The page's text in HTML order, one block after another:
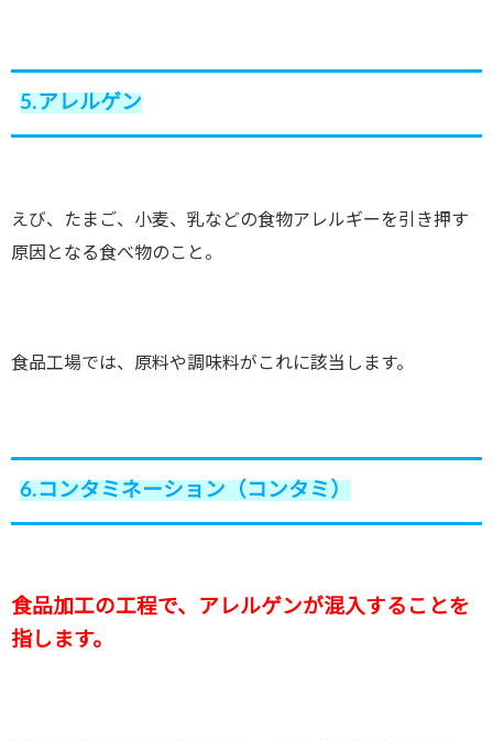
5.アレルゲン
えび、たまご、小麦、乳などの食物アレルギーを引き押す
原因となる食べ物のこと。
食品工場では、原料や調味料がこれに該当します。
6.コンタミネーション（コンタミ）
食品加工の工程で、アレルゲンが混入することを
指します。